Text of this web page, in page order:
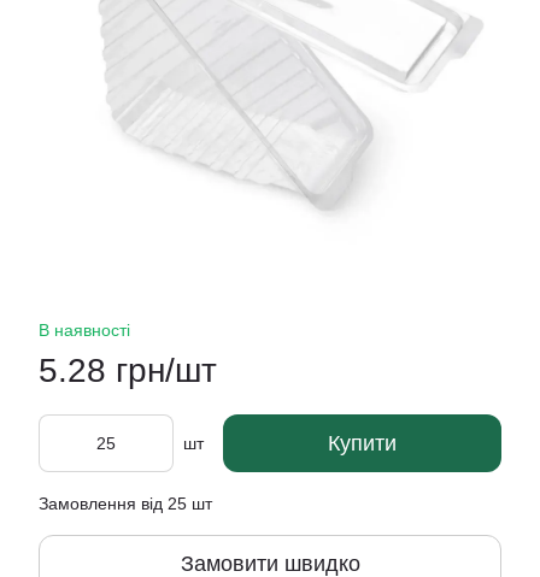
В наявності
5.28 грн/шт
шт Купити
Замовлення від 25 шт
Замовити швидко